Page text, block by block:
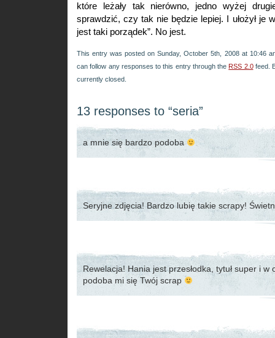
które leżały tak nierówno, jedno wyżej
sprawdzić, czy tak nie będzie lepiej. I ułożył je
jest taki porządek”. No jest.
This entry was posted on Sunday, October 5th, 2008 at 10:46
can follow any responses to this entry through the RSS 2.0feed.
currently closed.
13 responses to “seria”
a mnie się bardzo podoba
Seryjne zdjęcia! Bardzo lubię takie scrapy!
Rewelacja! Hania jest przesłodka, tytuł super i w
podoba mi się Twój scrap